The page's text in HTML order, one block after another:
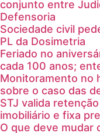
conjunto entre
Defensoria
Sociedade civil
PL da Dosimetria
Feriado no
cada 100 anos;
Monitoramento no
sobre o caso das
STJ valida
imobiliário e fixa
O que deve mudar